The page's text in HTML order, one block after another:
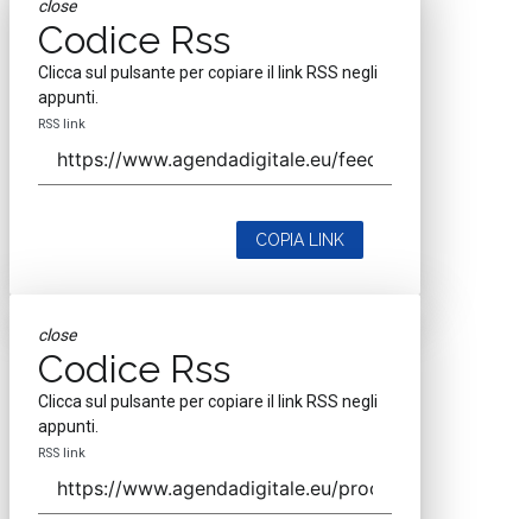
close
Codice Rss
Clicca sul pulsante per copiare il link RSS negli
appunti.
RSS link
COPIA LINK
close
Codice Rss
Clicca sul pulsante per copiare il link RSS negli
appunti.
RSS link